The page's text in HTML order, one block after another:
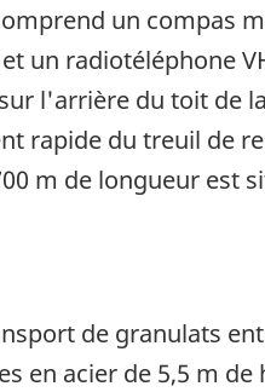
un compas
un radiotéléphone
l'arrière du toit de
rapide du treuil de
m de longueur est
de granulats
en acier de 5,5 m